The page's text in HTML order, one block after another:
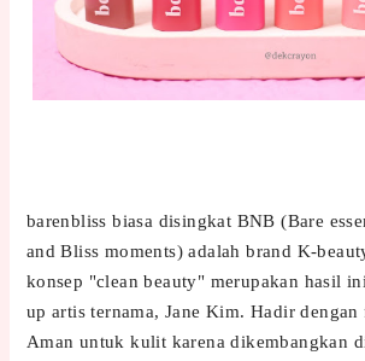
barenbliss biasa disingkat BNB (Bare
and Bliss moments) adalah brand K-
konsep "clean beauty" merupakan hasil
up artis ternama, Jane Kim. Hadir
Aman untuk kulit karena dikembangkan